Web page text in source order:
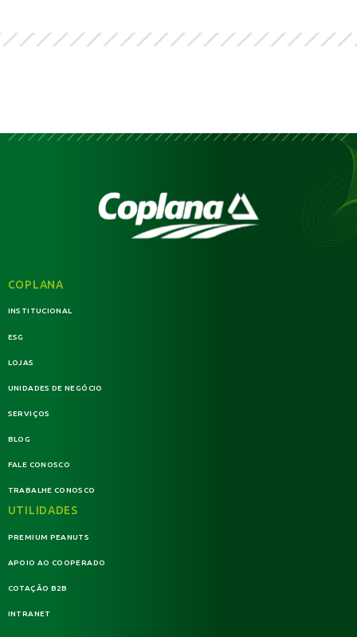
COPLANA
INSTITUCIONAL
ESG
LOJAS
UNIDADES DE NEGÓCIO
SERVIÇOS
BLOG
FALE CONOSCO
TRABALHE CONOSCO
UTILIDADES
PREMIUM PEANUTS
APOIO AO COOPERADO
COTAÇÃO B2B
INTRANET